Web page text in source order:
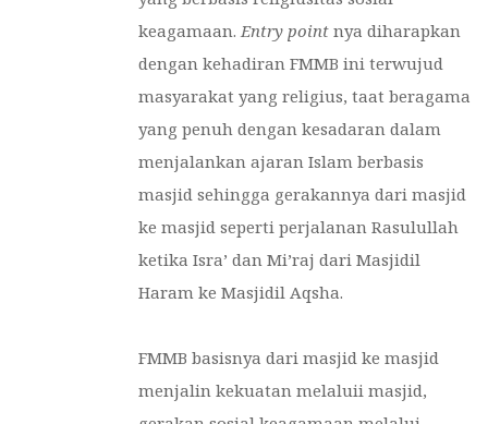
keagamaan.Entry point nya diharapkan
dengan kehadiran FMMB ini terwujud
masyarakat yang religius, taat beragama
yang penuh dengan kesadaran dalam
menjalankan ajaran Islam berbasis
masjid sehingga gerakannya dari masjid
ke masjid seperti perjalanan Rasulullah
ketika Isra’ dan Mi’raj dari Masjidil
Haram ke Masjidil Aqsha.
FMMB basisnya dari masjid ke masjid
menjalin kekuatan melaluii masjid,